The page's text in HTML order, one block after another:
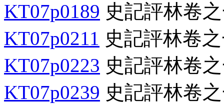
KT07p0189 史記評林卷
KT07p0211 史記評林卷
KT07p0223 史記評林卷
KT07p0239 史記評林卷